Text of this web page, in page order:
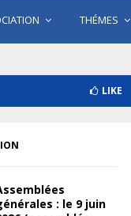
THÉMES
LIKE
: le 9 juin